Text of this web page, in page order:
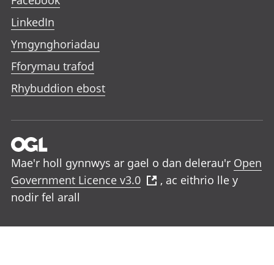
LinkedIn
Ymgynghoriadau
Fforymau trafod
Rhybuddion ebost
Mae'r holl gynnwys ar gael o dan delerau'r Open
Government Licence v3.0
, ac eithrio lle y
nodir fel arall